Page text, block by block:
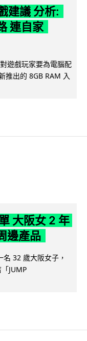
建議 分析:
連自家
遊戲玩家要為電腦配
推出的 8GB RAM 入
大阪女 2 年
邊產品
32 歲大阪女子，
JUMP